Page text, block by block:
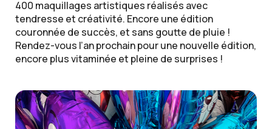
400 maquillages artistiques réalisés avec
tendresse et créativité. Encore une édition
couronnée de succès, et sans goutte de pluie !
Rendez-vous l’an prochain pour une nouvelle édition,
encore plus vitaminée et pleine de surprises !